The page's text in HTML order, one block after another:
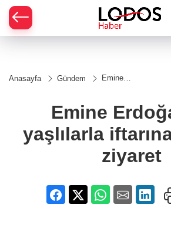
Anasayfa Gündem
Emine
iftarına
sürpriz
Emine
yaşlılarla
ziyaret